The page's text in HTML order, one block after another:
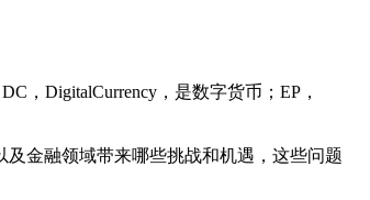
，DigitalCurrency，是数字货币；EP，
金融领域带来哪些挑战和机遇，这些问题